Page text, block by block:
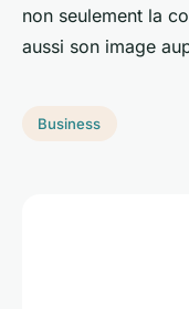
non seulement la
aussi son image
Business